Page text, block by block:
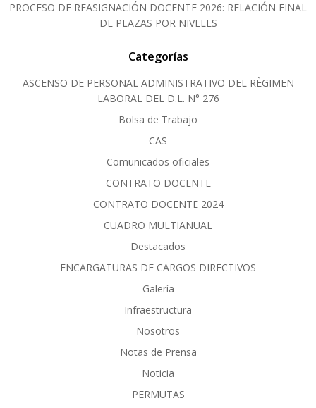
PROCESO DE REASIGNACIÓN DOCENTE 2026: RELACIÓN FINAL
DE PLAZAS POR NIVELES
Categorías
ASCENSO DE PERSONAL ADMINISTRATIVO DEL RÈGIMEN
LABORAL DEL D.L. N° 276
Bolsa de Trabajo
CAS
Comunicados oficiales
CONTRATO DOCENTE
CONTRATO DOCENTE 2024
CUADRO MULTIANUAL
Destacados
ENCARGATURAS DE CARGOS DIRECTIVOS
Galería
Infraestructura
Nosotros
Notas de Prensa
Noticia
PERMUTAS